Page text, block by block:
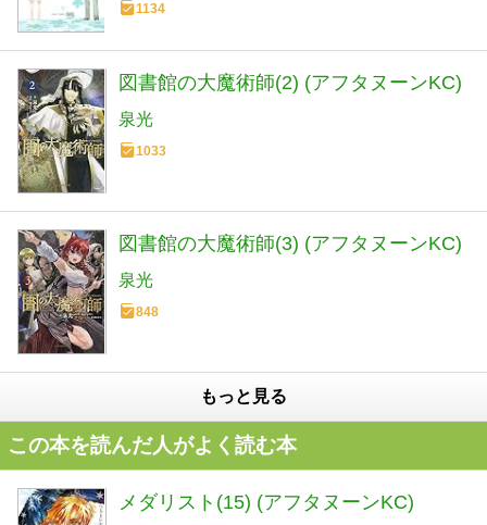
1134
図書館の大魔術師(2) (アフタヌーンKC)
泉光
1033
図書館の大魔術師(3) (アフタヌーンKC)
泉光
848
もっと見る
この本を読んだ人がよく読む本
メダリスト(15) (アフタヌーンKC)